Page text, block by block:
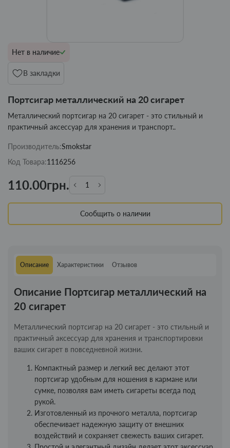
Нет в наличие
В закладки
Портсигар металлический на 20 сигарет
Металлический портсигар на 20 сигарет - это стильный и
практичный аксессуар для хранения и транспорт..
Производитель:Smokstar
Код Товара:1116256
110.00грн.
Сообщить о наличии
Описание Характеристики Отзывов
Описание Портсигар металлический на
20 сигарет
Металлический портсигар на 20 сигарет - это стильный и
практичный аксессуар для хранения и транспортировки
ваших сигарет в повседневной жизни.
Компактный размер и легкий вес делают этот
портсигар удобным для ношения в кармане или
сумке, позволяя вам иметь сигареты всегда под
рукой.
Изготовленный из прочного металла, портсигар
обеспечивает надежную защиту от внешних
воздействий и сохраняет свежесть ваших сигарет.